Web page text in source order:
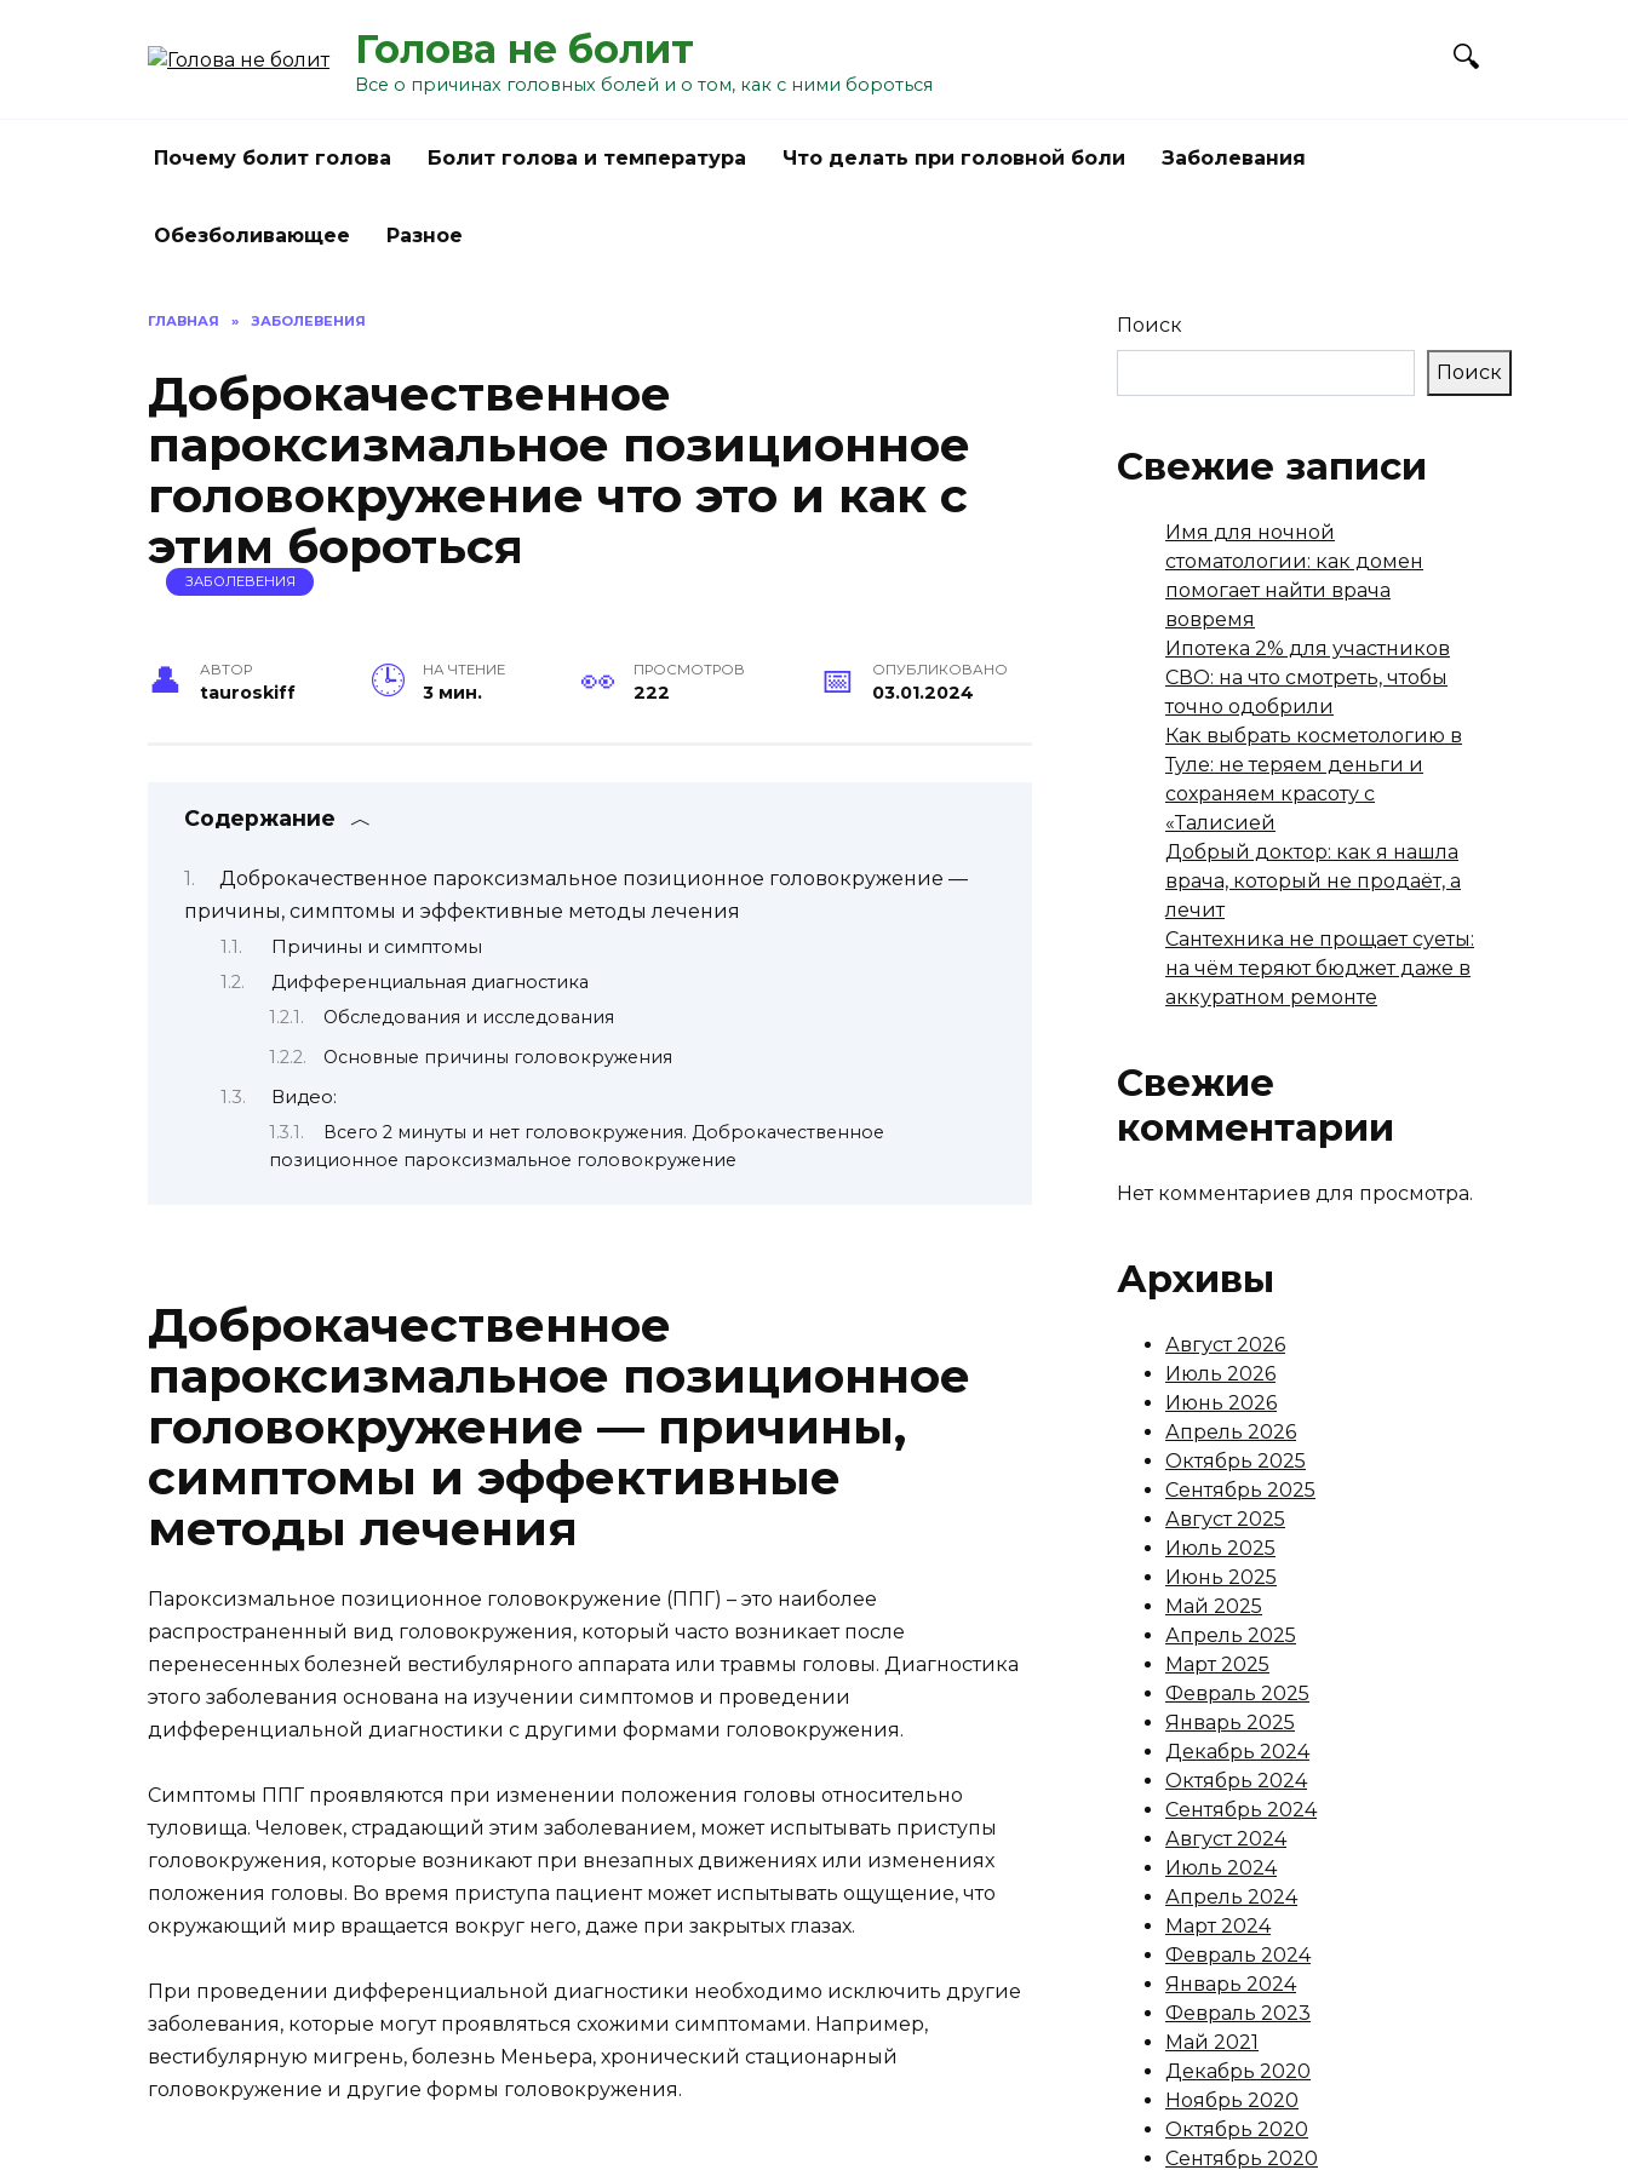
Голова не болит
Все о причинах головных болей и о том, как с ними бороться
Почему болит голова Болит голова и температура Что делать при головной боли Заболевания
Обезболивающее Разное
ГЛАВНАЯ » ЗАБОЛЕВЕНИЯ
Доброкачественное
пароксизмальное позиционное
головокружение что это и как с
этим бороться
ЗАБОЛЕВЕНИЯ
АВТОР
tauroskiff
НА ЧТЕНИЕ
3 мин.
ПРОСМОТРОВ
222
ОПУБЛИКОВАНО
03.01.2024
Содержание
Доброкачественное пароксизмальное позиционное головокружение —
причины, симптомы и эффективные методы лечения
Причины и симптомы
Дифференциальная диагностика
Обследования и исследования
Основные причины головокружения
Видео:
Всего 2 минуты и нет головокружения. Доброкачественное
позиционное пароксизмальное головокружение
Доброкачественное
пароксизмальное позиционное
головокружение — причины,
симптомы и эффективные
методы лечения
Пароксизмальное позиционное головокружение (ППГ) – это наиболее
распространенный вид головокружения, который часто возникает после
перенесенных болезней вестибулярного аппарата или травмы головы. Диагностика
этого заболевания основана на изучении симптомов и проведении
дифференциальной диагностики с другими формами головокружения.
Симптомы ППГ проявляются при изменении положения головы относительно
туловища. Человек, страдающий этим заболеванием, может испытывать приступы
головокружения, которые возникают при внезапных движениях или изменениях
положения головы. Во время приступа пациент может испытывать ощущение, что
окружающий мир вращается вокруг него, даже при закрытых глазах.
При проведении дифференциальной диагностики необходимо исключить другие
заболевания, которые могут проявляться схожими симптомами. Например,
вестибулярную мигрень, болезнь Меньера, хронический стационарный
головокружение и другие формы головокружения.
Поиск
Поиск
Свежие записи
Имя для ночной
стоматологии: как домен
помогает найти врача
вовремя
Ипотека 2% для участников
СВО: на что смотреть, чтобы
точно одобрили
Как выбрать косметологию в
Туле: не теряем деньги и
сохраняем красоту с
«Талисией
Добрый доктор: как я нашла
врача, который не продаёт, а
лечит
Сантехника не прощает суеты:
на чём теряют бюджет даже в
аккуратном ремонте
Свежие
комментарии
Нет комментариев для просмотра.
Архивы
Август 2026
Июль 2026
Июнь 2026
Апрель 2026
Октябрь 2025
Сентябрь 2025
Август 2025
Июль 2025
Июнь 2025
Май 2025
Апрель 2025
Март 2025
Февраль 2025
Январь 2025
Декабрь 2024
Октябрь 2024
Сентябрь 2024
Август 2024
Июль 2024
Апрель 2024
Март 2024
Февраль 2024
Январь 2024
Февраль 2023
Май 2021
Декабрь 2020
Ноябрь 2020
Октябрь 2020
Сентябрь 2020